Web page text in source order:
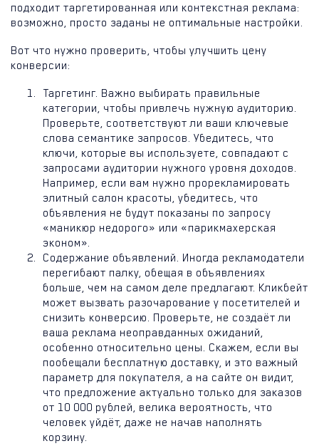
подходит таргетированная или контекстная реклама:
возможно, просто заданы не оптимальные настройки.
Вот что нужно проверить, чтобы улучшить цену
конверсии:
Таргетинг. Важно выбирать правильные
категории, чтобы привлечь нужную аудиторию.
Проверьте, соответствуют ли ваши ключевые
слова семантике запросов. Убедитесь, что
ключи, которые вы используете, совпадают с
запросами аудитории нужного уровня доходов.
Например, если вам нужно прорекламировать
элитный салон красоты, убедитесь, что
объявления не будут показаны по запросу
«маникюр недорого» или «парикмахерская
эконом».
Содержание объявлений. Иногда рекламодатели
перегибают палку, обещая в объявлениях
больше, чем на самом деле предлагают. Кликбейт
может вызвать разочарование у посетителей и
снизить конверсию. Проверьте, не создаёт ли
ваша реклама неоправданных ожиданий,
особенно относительно цены. Скажем, если вы
пообещали бесплатную доставку, и это важный
параметр для покупателя, а на сайте он видит,
что предложение актуально только для заказов
от 10 000 рублей, велика вероятность, что
человек уйдёт, даже не начав наполнять
корзину.